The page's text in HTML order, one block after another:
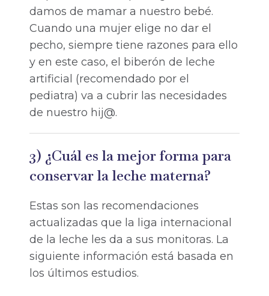
damos de mamar a nuestro bebé.
Cuando una mujer elige no dar el
pecho, siempre tiene razones para ello
y en este caso, el biberón de leche
artificial (recomendado por el
pediatra) va a cubrir las necesidades
de nuestro hij@.
3) ¿Cuál es la mejor forma para
conservar la leche materna?
Estas son las recomendaciones
actualizadas que la liga internacional
de la leche les da a sus monitoras. La
siguiente información está basada en
los últimos estudios.